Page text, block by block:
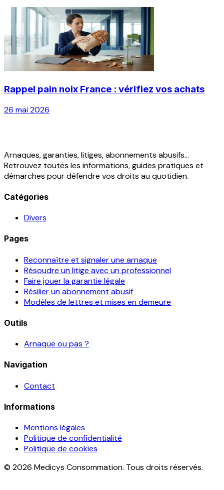
Rappel pain noix France : vérifiez vos achats
26 mai 2026
Arnaques, garanties, litiges, abonnements abusifs...
Retrouvez toutes les informations, guides pratiques et
démarches pour défendre vos droits au quotidien.
Catégories
Divers
Pages
Reconnaître et signaler une arnaque
Résoudre un litige avec un professionnel
Faire jouer la garantie légale
Résilier un abonnement abusif
Modèles de lettres et mises en demeure
Outils
Arnaque ou pas ?
Navigation
Contact
Informations
Mentions légales
Politique de confidentialité
Politique de cookies
© 2026 Medicys Consommation. Tous droits réservés.